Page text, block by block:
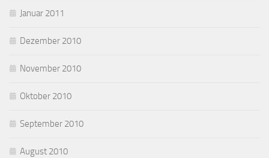
Januar 2011
Dezember 2010
November 2010
Oktober 2010
September 2010
August 2010